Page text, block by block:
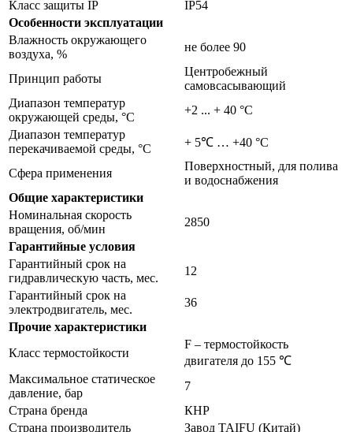
Класс защиты IP
IP54
Особенности эксплуатации
Влажность окружающего
воздуха, %
не более 90
Принцип работы
Центробежный
самовсасывающий
Диапазон температур
окружающей среды, °С
+2 ... + 40 °C
Диапазон температур
перекачиваемой среды, °С
+ 5℃ … +40 °С
Сфера применения
Поверхностный, для полива
и водоснабжения
Общие характеристики
Номинальная скорость
вращения, об/мин
2850
Гарантийные условия
Гарантийный срок на
гидравлическую часть, мес.
12
Гарантийный срок на
электродвигатель, мес.
36
Прочие характеристики
Класс термостойкости
F – термостойкость
двигателя до 155 ℃
Максимальное статическое
давление, бар
7
Страна бренда
КНР
Страна производитель
Завод TAIFU (Китай)